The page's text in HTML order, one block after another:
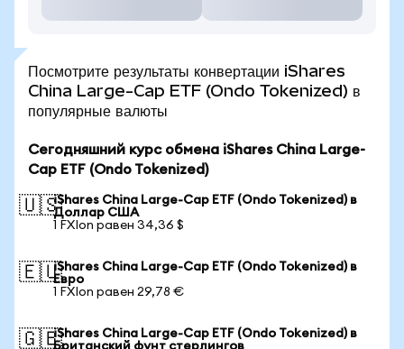
Посмотрите результаты конвертации iShares
China Large-Cap ETF (Ondo Tokenized) в
популярные валюты
Сегодняшний курс обмена iShares China Large-
Cap ETF (Ondo Tokenized)
🇺🇸iShares China Large-Cap ETF (Ondo Tokenized) в
Доллар США
1 FXIon равен 34,36 $
🇪🇺iShares China Large-Cap ETF (Ondo Tokenized) в
Евро
1 FXIon равен 29,78 €
🇬🇧iShares China Large-Cap ETF (Ondo Tokenized) в
Британский фунт стерлингов